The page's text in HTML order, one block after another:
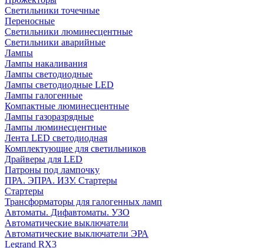
Cветильники точечные
Переносные
Светильники люминесцентные
Светильники аварийные
Лампы
Лампы накаливания
Лампы светодиодные
Лампы светодиодные LED
Лампы галогенные
Компактные люминесцентные
Лампы газоразрядные
Лампы люминесцентные
Лента LED светодиодная
Комплектующие для светильников
Драйверы для LED
Патроны под лампочку
ПРА. ЭПРА. ИЗУ. Стартеры
Стартеры
Трансформаторы для галогенных ламп
Автоматы. Дифавтоматы. УЗО
Автоматические выключатели
Автоматические выключатели ЭРА
Legrand RX3